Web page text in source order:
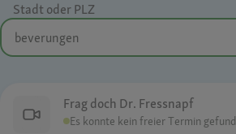
Stadt oder PLZ
Frag doch Dr. Fressnapf
Es konnte kein freier Termin